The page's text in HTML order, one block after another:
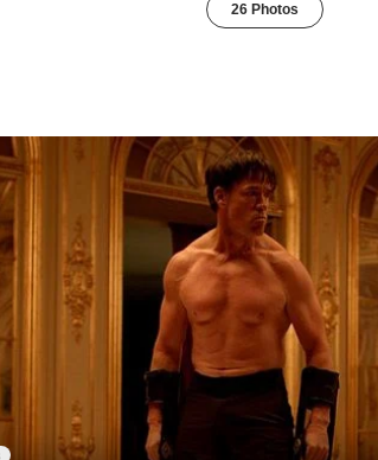
26 Photos